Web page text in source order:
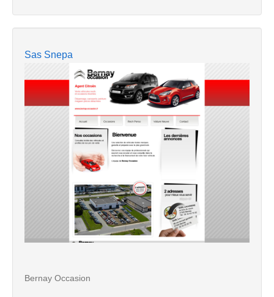
Sas Snepa
Bernay Occasion